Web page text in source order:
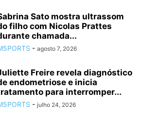
Sato mostra ultrassom
filho com Nicolas Prattes
chamada...
- agosto 7, 2026
Freire revela diagnóstico
endometriose e inicia
para interromper...
- julho 24, 2026